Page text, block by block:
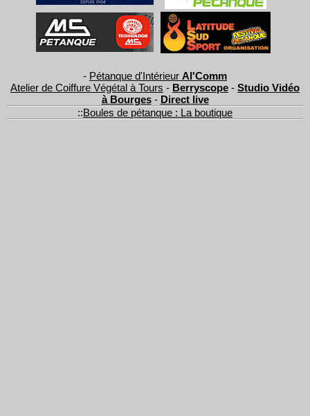
- Pétanque d'Intérieur Al'Comm
Atelier de Coiffure Végétal à Tours - Berryscope - Studio Vidéo
à Bourges- Direct live
::Boules de pétanque : La boutique